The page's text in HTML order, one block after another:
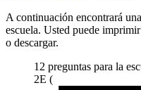
A continuación encontrará
escuela. Usted puede
o descargar.
12 preguntas para la
2E (